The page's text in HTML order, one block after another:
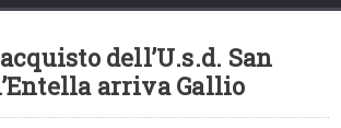
dell’U.s.d. San
arriva Gallio